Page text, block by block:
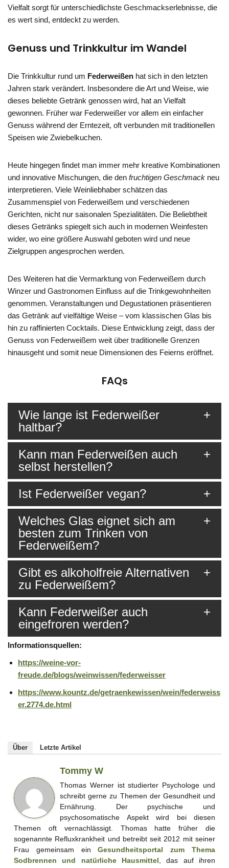
Vielfalt sorgt für unterschiedlichste Geschmackserlebnisse, die
es wert sind, entdeckt zu werden.
Genuss und Trinkkultur im Wandel
Die Trinkkultur rund um Federweißen hat sich in den letzten
Jahren stark verändert. Insbesondere die Art und Weise, wie
dieses beliebte Getränk genossen wird, hat an Vielfalt
gewonnen. Früher war Federweißer vor allem ein einfacher
Genuss während der Erntezeit, oft verbunden mit traditionellen
Speisen wie Zwiebelkuchen.
Heute hingegen findet man immer mehr kreative Kombinationen
und innovative Mischungen, die den fruchtigen Geschmack neu
interpretieren. Viele Weinliebhaber schätzen das
Zusammenspiel von Federweißem und verschiedenen
Gerichten, nicht nur saisonalen Spezialitäten. Die Beliebtheit
dieses Getränks spiegelt sich auch in modernen Weinfesten
wider, wo eine größere Auswahl geboten wird und neue
Zielgruppen angesprochen werden.
Des Weiteren hat die Vermarktung von Federweißem durch
Winzer und Gastronomen Einfluss auf die Trinkgewohnheiten
genommen. Veranstaltungen und Degustationen präsentieren
das Getränk auf vielfältige Weise – vom klassischen Glas bis
hin zu raffinierten Cocktails. Diese Entwicklung zeigt, dass der
Genuss von Federweißem weit über traditionelle Grenzen
hinausgeht und somit neue Dimensionen des Feierns eröffnet.
FAQs
Wie lange ist Federweißer
haltbar?
Kann man Federweißen auch
selbst herstellen?
Ist Federweißer vegan?
Welches Glas eignet sich am
besten zum Trinken von
Federweißem?
Gibt es alkoholfreie Alternativen
zu Federweißem?
Kann Federweißer auch
eingefroren werden?
Informationsquellen:
https://weine-vor-
freude.de/blogs/weinwissen/federweisser
https://www.kountz.de/getraenkewissen/wein/federweiss
er.2774.de.html
Über Letzte Artikel
Tommy W
Thomas Werner ist studierter Psychologe und
schreibt gerne zu Themen der Gesundheit und
Ernährung. Der psychische und
psychosomatische Aspekt wird bei diesen
Themen oft vernachlässigt. Thomas hatte früher die
sogenannte Refluxkrankheit und betreibt seit 2012 mit seiner
Frau gemeinsam einGesundheitsportal zum Thema
Sodbrennen und natürliche Hausmittel , das auf ihren